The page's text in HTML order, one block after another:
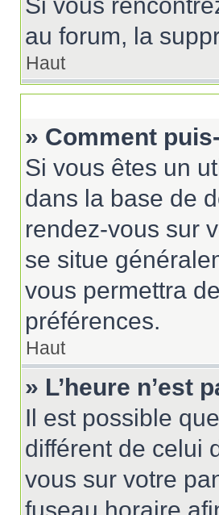
au forum, la
Haut
» Comment
Si vous êtes un
dans la base de
rendez-vous sur
se situe
vous permettra
préférences.
Haut
» L’heure n’est
Il est possible
différent de celui
vous sur votre